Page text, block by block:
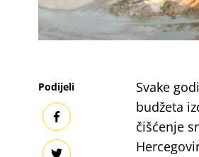
Podijeli
Svake
budžeta
čišćenje